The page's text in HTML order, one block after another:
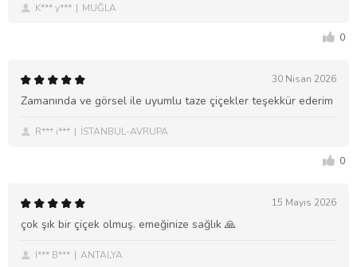
K*** y*** MUĞLA
0
30 Nisan 2026
Zamanında ve görsel ile uyumlu taze çiçekler teşekkür ederim
R*** i*** İSTANBUL-AVRUPA
0
15 Mayıs 2026
çok şık bir çiçek olmuş. emeğinize sağlık 🙏
I*** B*** ANTALYA